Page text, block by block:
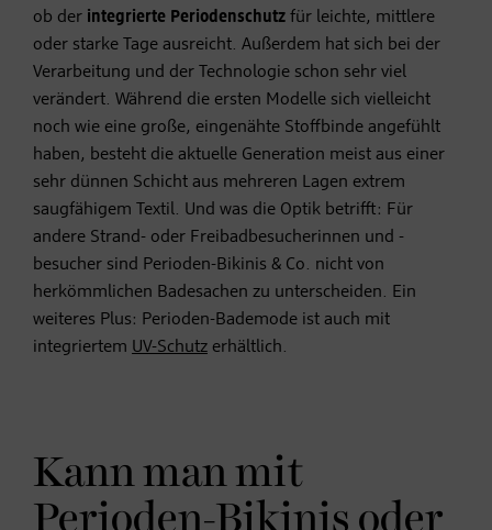
ob der integrierte Periodenschutz für leichte, mittlere
oder starke Tage ausreicht. Außerdem hat sich bei der
Verarbeitung und der Technologie schon sehr viel
verändert. Während die ersten Modelle sich vielleicht
noch wie eine große, eingenähte Stoffbinde angefühlt
haben, besteht die aktuelle Generation meist aus einer
sehr dünnen Schicht aus mehreren Lagen extrem
saugfähigem Textil. Und was die Optik betrifft: Für
andere Strand- oder Freibadbesucherinnen und -
besucher sind Perioden-Bikinis & Co. nicht von
herkömmlichen Badesachen zu unterscheiden. Ein
weiteres Plus: Perioden-Bademode ist auch mit
integriertem UV-Schutz erhältlich.
Kann man mit
Perioden-Bikinis oder